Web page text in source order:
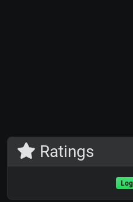
Ratings